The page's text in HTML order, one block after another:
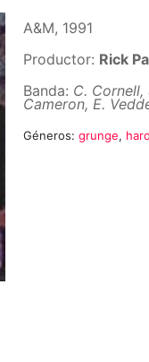
A&M, 1991
Productor: Rick
Banda: C. Cornell,
Cameron, E.
Géneros: grunge,